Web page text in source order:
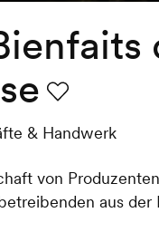
& Handwerk
von
aus der